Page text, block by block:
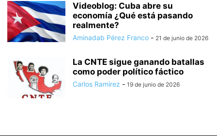
Videoblog: Cuba abre su
economía ¿Qué está pasando
realmente?
Aminadab Pérez Franco - 21 de junio de 2026
La CNTE sigue ganando batallas
como poder político fáctico
Carlos Ramírez - 19 de junio de 2026